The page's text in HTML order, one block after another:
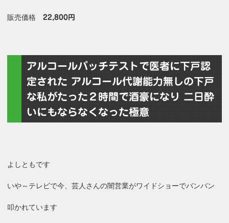
販売価格22,800円
アルコールパッチテストで医者に下戸認
定された アルコール代謝能力無しの下戸
な私がたった２時間で酒豪になり 二日酔
いにもならなくなった極意
よしともです
いや～テレビで今、芸人さんの闇営業がワイドショーでバンバン
叩かれています